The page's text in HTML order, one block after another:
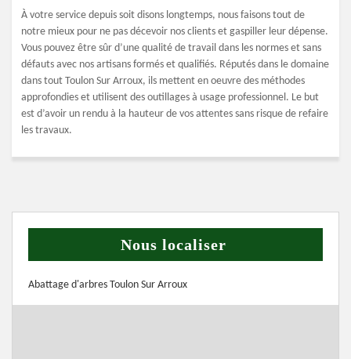
À votre service depuis soit disons longtemps, nous faisons tout de
notre mieux pour ne pas décevoir nos clients et gaspiller leur dépense.
Vous pouvez être sûr d’une qualité de travail dans les normes et sans
défauts avec nos artisans formés et qualifiés. Réputés dans le domaine
dans tout Toulon Sur Arroux, ils mettent en oeuvre des méthodes
approfondies et utilisent des outillages à usage professionnel. Le but
est d’avoir un rendu à la hauteur de vos attentes sans risque de refaire
les travaux.
Nous localiser
Abattage d'arbres Toulon Sur Arroux